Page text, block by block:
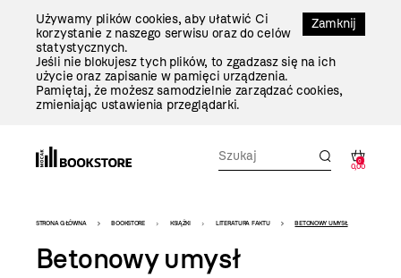
Zamknij
Używamy plików cookies, aby ułatwić Ci
korzystanie z naszego serwisu oraz do celów
statystycznych.
Jeśli nie blokujesz tych plików, to zgadzasz się na ich
użycie oraz zapisanie w pamięci urządzenia.
Pamiętaj, że możesz samodzielnie zarządzać cookies,
zmieniając ustawienia przeglądarki.
0
0,00
Bookstore
-
STRONA GŁÓWNA BOOKSTORE KSIĄŻKI LITERATURA FAKTU BETONOWY UMYSŁ
Betonowy umysł